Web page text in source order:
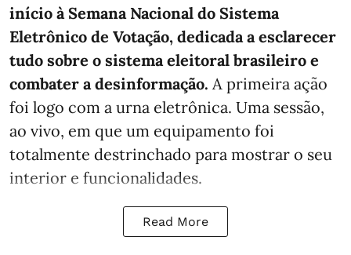
início à Semana Nacional do Sistema
Eletrônico de Votação, dedicada a esclarecer
tudo sobre o sistema eleitoral brasileiro e
combater a desinformação. A primeira ação
foi logo com a urna eletrônica. Uma sessão,
ao vivo, em que um equipamento foi
totalmente destrinchado para mostrar o seu
interior e funcionalidades.
Read More